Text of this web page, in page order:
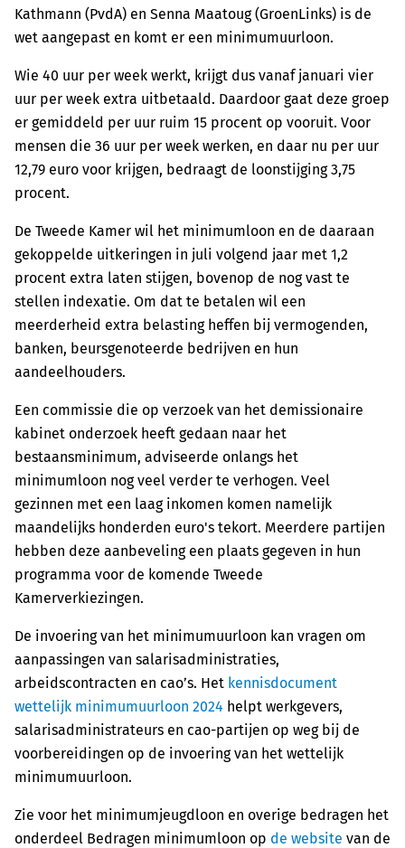
Kathmann (PvdA) en Senna Maatoug (GroenLinks) is de
wet aangepast en komt er een minimumuurloon.
Wie 40 uur per week werkt, krijgt dus vanaf januari vier
uur per week extra uitbetaald. Daardoor gaat deze groep
er gemiddeld per uur ruim 15 procent op vooruit. Voor
mensen die 36 uur per week werken, en daar nu per uur
12,79 euro voor krijgen, bedraagt de loonstijging 3,75
procent.
De Tweede Kamer wil het minimumloon en de daaraan
gekoppelde uitkeringen in juli volgend jaar met 1,2
procent extra laten stijgen, bovenop de nog vast te
stellen indexatie. Om dat te betalen wil een
meerderheid extra belasting heffen bij vermogenden,
banken, beursgenoteerde bedrijven en hun
aandeelhouders.
Een commissie die op verzoek van het demissionaire
kabinet onderzoek heeft gedaan naar het
bestaansminimum, adviseerde onlangs het
minimumloon nog veel verder te verhogen. Veel
gezinnen met een laag inkomen komen namelijk
maandelijks honderden euro's tekort. Meerdere partijen
hebben deze aanbeveling een plaats gegeven in hun
programma voor de komende Tweede
Kamerverkiezingen.
De invoering van het minimumuurloon kan vragen om
aanpassingen van salarisadministraties,
arbeidscontracten en cao’s. Het kennisdocument
wettelijk minimumuurloon 2024 helpt werkgevers,
salarisadministrateurs en cao-partijen op weg bij de
voorbereidingen op de invoering van het wettelijk
minimumuurloon.
Zie voor het minimumjeugdloon en overige bedragen het
onderdeel Bedragen minimumloon op de website van de